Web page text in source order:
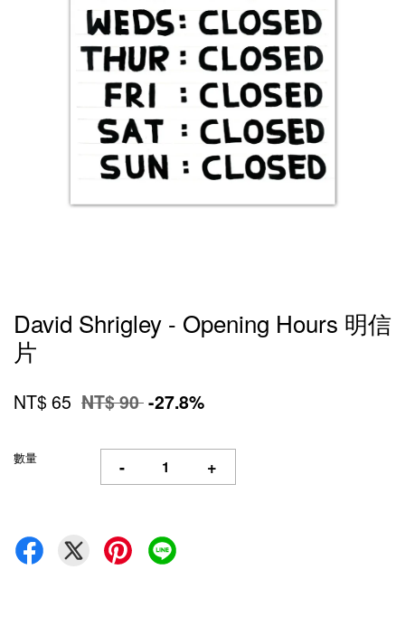
David Shrigley - Opening Hours 明信
片
NT$ 65 NT$ 90-27.8%
數量 - +